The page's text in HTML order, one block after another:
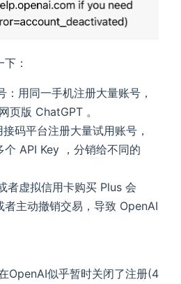
：
：用同一手机注册大量账号，
页版 ChatGPT 。
码平台注册大量试用账号，
个 API Key ，分销给不同的
者虚拟信用卡购买 Plus 会
者主动撤销交易，导致 OpenAI
OpenAI似乎暂时关闭了注册(4